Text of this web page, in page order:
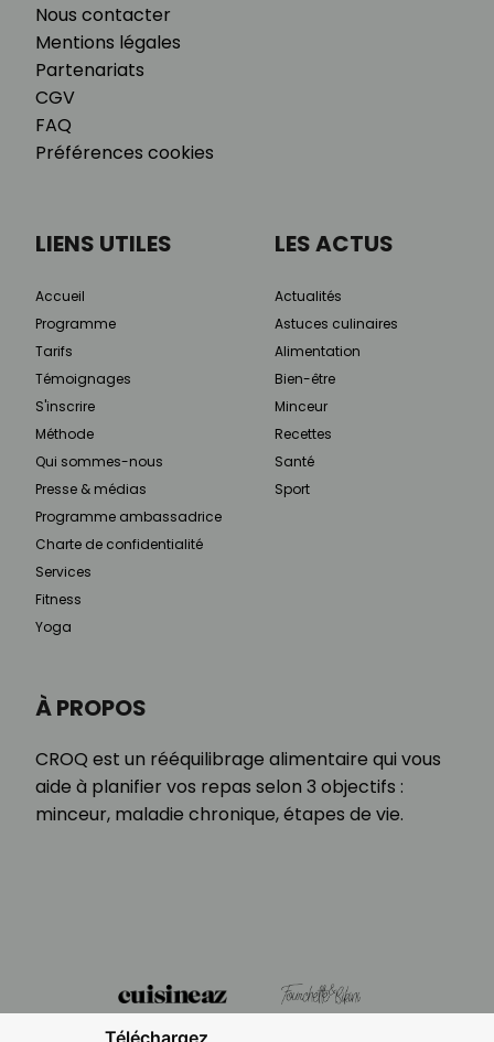
Nous contacter
Mentions légales
Partenariats
CGV
FAQ
Préférences cookies
À PROPOS
CROQ est un rééquilibrage alimentaire qui vous
aide à planifier vos repas selon 3 objectifs :
minceur, maladie chronique, étapes de vie.
LIENS UTILES
Accueil
Programme
Tarifs
Témoignages
S'inscrire
Méthode
Qui sommes-nous
Presse & médias
Programme ambassadrice
Charte de confidentialité
Services
Fitness
Yoga
LES ACTUS
Actualités
Astuces culinaires
Alimentation
Bien-être
Minceur
Recettes
Santé
Sport
Téléchargez